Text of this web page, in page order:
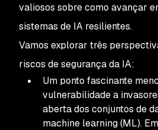
valiosos sobre como avançar
sistemas de IA resilientes.
Vamos explorar três
riscos de segurança da IA:
Um ponto fascinante
vulnerabilidade a
aberta dos conjuntos de
machine learning (ML).